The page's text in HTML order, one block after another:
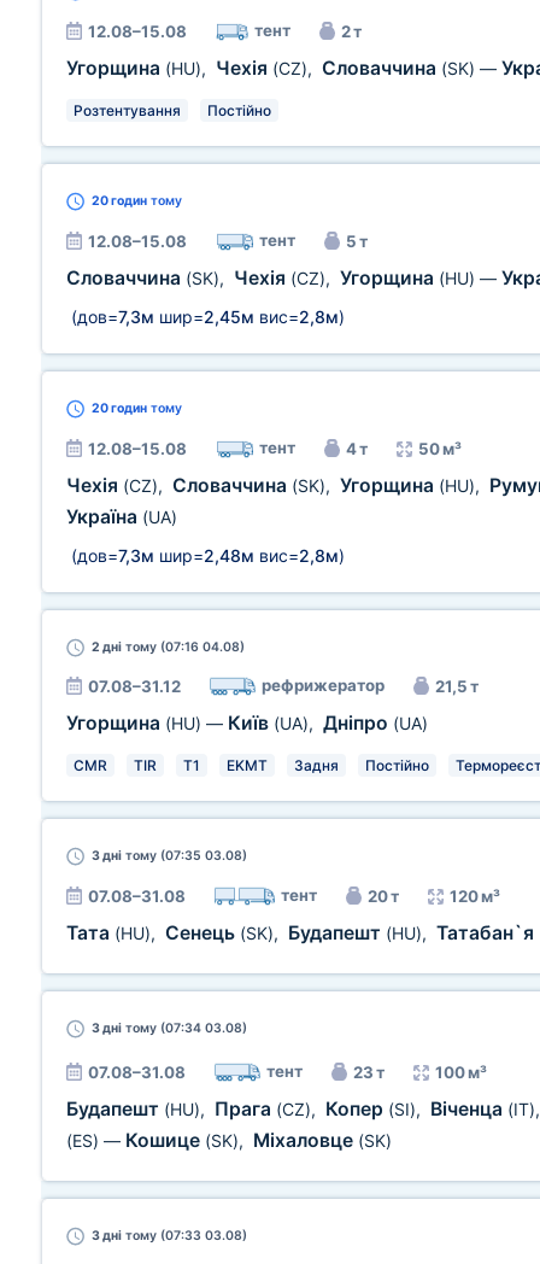
12.08–15.08 тент 2 т
Угорщина (HU), Чехія (CZ), Словаччина (SK) —
Розтентування Постійно
20 годин тому
12.08–15.08 тент 5 т
Словаччина (SK), Чехія (CZ), Угорщина (HU) —
(дов=7,3м шир=2,45м вис=2,8м)
20 годин тому
12.08–15.08 тент 4 т 50 м³
Чехія (CZ), Словаччина (SK), Угорщина (HU),
Україна (UA)
(дов=7,3м шир=2,48м вис=2,8м)
2 дні тому (07:16 04.08)
07.08–31.12 рефрижератор 21,5 т
Угорщина (HU) — Київ (UA), Дніпро (UA)
CMR TIR T1 EKMT Задня Постійно
3 дні тому (07:35 03.08)
07.08–31.08 тент 20 т 120 м³
Тата (HU), Сенець (SK), Будапешт (HU), Татабан`я
3 дні тому (07:34 03.08)
07.08–31.08 тент 23 т 100 м³
Будапешт (HU), Прага (CZ), Копер (SI), Віченца (IT)
(ES) — Кошице (SK), Міхаловце (SK)
3 дні тому (07:33 03.08)